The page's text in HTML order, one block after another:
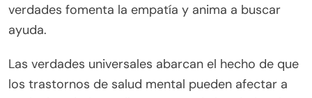
verdades fomenta la empatía y anima a buscar
ayuda.
Las verdades universales abarcan el hecho de que
los trastornos de salud mental pueden afectar a